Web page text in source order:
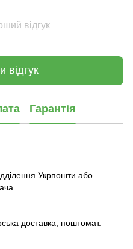
відгук
відгук
Гарантія
Укрпошти або
доставка, поштомат.